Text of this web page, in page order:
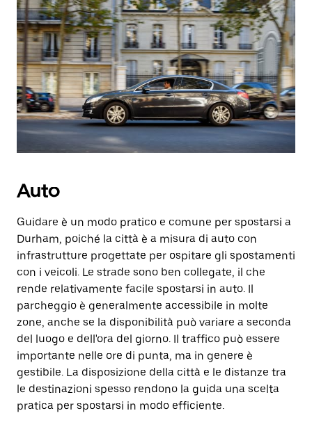
Auto
Guidare è un modo pratico e comune per spostarsi a
Durham, poiché la città è a misura di auto con
infrastrutture progettate per ospitare gli spostamenti
con i veicoli. Le strade sono ben collegate, il che
rende relativamente facile spostarsi in auto. Il
parcheggio è generalmente accessibile in molte
zone, anche se la disponibilità può variare a seconda
del luogo e dell'ora del giorno. Il traffico può essere
importante nelle ore di punta, ma in genere è
gestibile. La disposizione della città e le distanze tra
le destinazioni spesso rendono la guida una scelta
pratica per spostarsi in modo efficiente.